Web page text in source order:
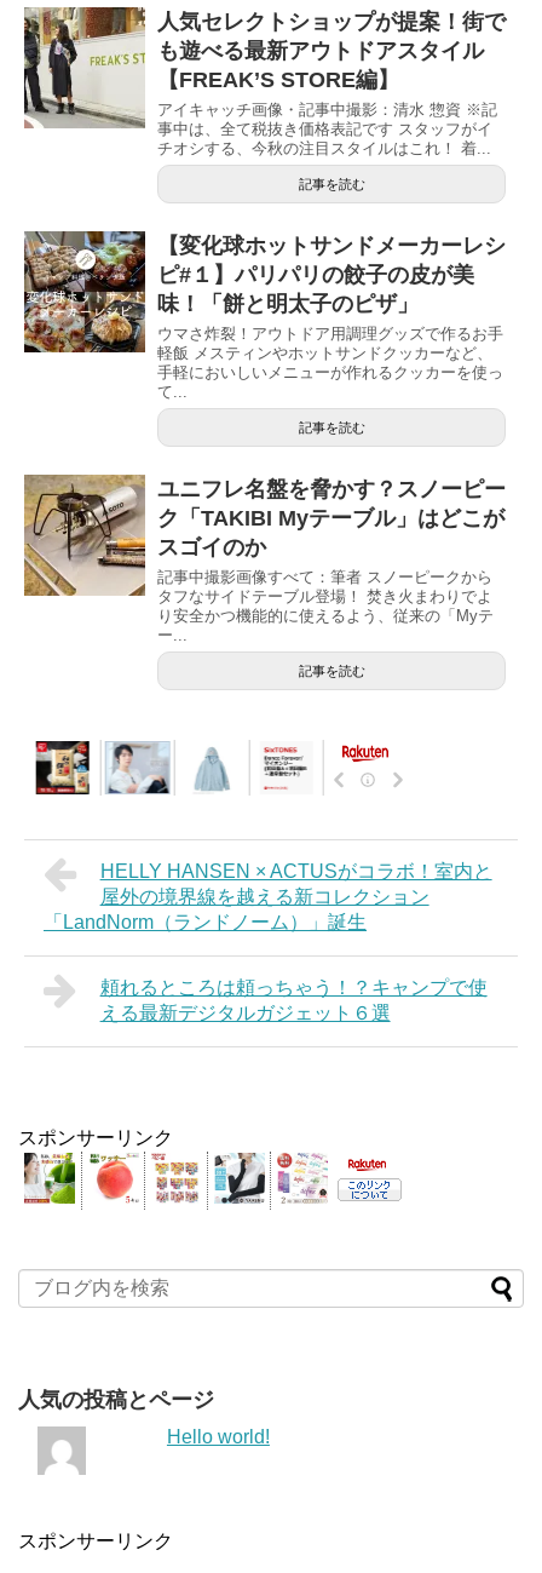
人気セレクトショップが提案！街で
も遊べる最新アウトドアスタイル
【FREAK’S STORE編】
アイキャッチ画像・記事中撮影：清水 惣資 ※記
事中は、全て税抜き価格表記です スタッフがイ
チオシする、今秋の注目スタイルはこれ！ 着...
記事を読む
【変化球ホットサンドメーカーレシ
ピ#１】パリパリの餃子の皮が美
味！「餅と明太子のピザ」
ウマさ炸裂！アウトドア用調理グッズで作るお手
軽飯 メスティンやホットサンドクッカーなど、
手軽においしいメニューが作れるクッカーを使っ
て...
記事を読む
ユニフレ名盤を脅かす？スノーピー
ク「TAKIBI Myテーブル」はどこが
スゴイのか
記事中撮影画像すべて：筆者 スノーピークから
タフなサイドテーブル登場！ 焚き火まわりでよ
り安全かつ機能的に使えるよう、従来の「Myテ
ー...
記事を読む
HELLY HANSEN × ACTUSがコラボ！室内と
屋外の境界線を越える新コレクション
「LandNorm（ランドノーム）」誕生
頼れるところは頼っちゃう！？キャンプで使
える最新デジタルガジェット６選
スポンサーリンク
人気の投稿とページ
Hello world!
スポンサーリンク